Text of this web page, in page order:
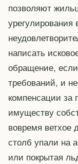
позволяют
урегулирования
написать
обращение,
требований, и
компенсации
имуществу
вовремя ветхое
столб упали на
или покрытая